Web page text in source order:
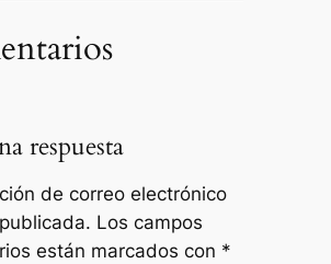
respuesta
de correo electrónico
Los campos
están marcados con *